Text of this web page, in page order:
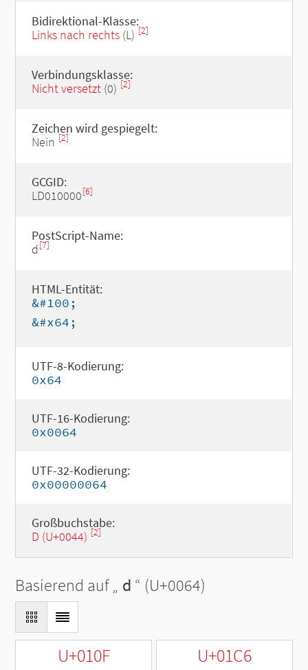
Bidirektional-Klasse:
Links nach rechts(L) [2]
Verbindungsklasse:
Nicht versetzt(0) [2]
Zeichen wird gespiegelt:
Nein [2]
GCGID:
LD010000[6]
PostScript-Name:
d[7]
HTML-Entität:
&#100;
&#x64;
UTF-8-Kodierung:
0x64
UTF-16-Kodierung:
0x0064
UTF-32-Kodierung:
0x00000064
Großbuchstabe:
D (U+0044) [2]
Basierend auf „ d “ (U+0064)
U+010F U+01C6